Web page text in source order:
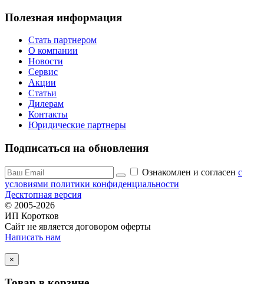
Полезная информация
Стать партнером
О компании
Новости
Сервис
Акции
Статьи
Дилерам
Контакты
Юридические партнеры
Подписаться на обновления
Ознакомлен и согласен c
условиями политики конфиденциальности
Десктопная версия
© 2005-2026
ИП Коротков
Сайт не является договором оферты
Написать нам
×